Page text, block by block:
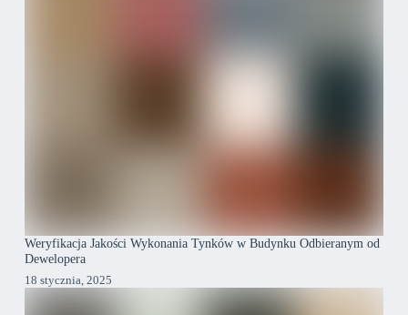
Weryfikacja Jakości Wykonania Tynków w Budynku Odbieranym od
Dewelopera
18 stycznia, 2025